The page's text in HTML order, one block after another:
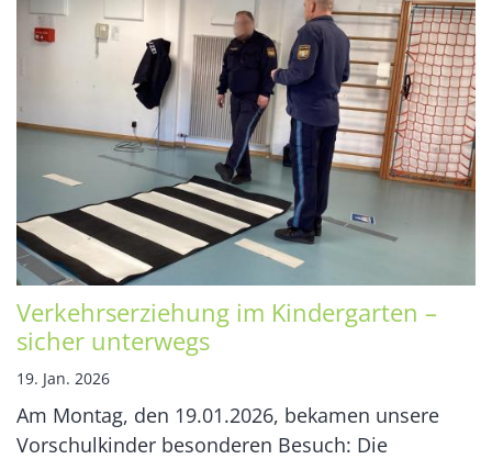
Verkehrserziehung im Kindergarten –
sicher unterwegs
19. Jan. 2026
Am Montag, den 19.01.2026, bekamen unsere
Vorschulkinder besonderen Besuch: Die